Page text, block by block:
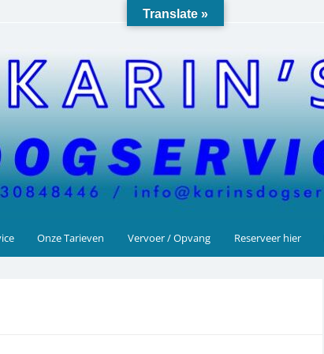
Onze Tarieven Vervoer / Opvang Reserveer hier
Translate »